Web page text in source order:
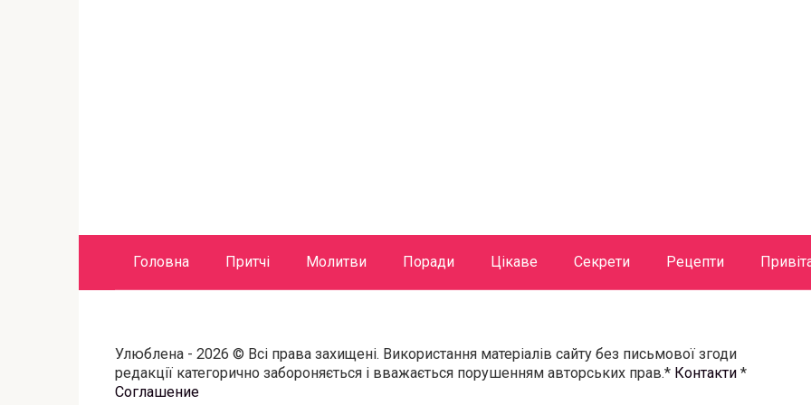
Головна Притчі Молитви Поради Цікаве Секрети Рецепти
Улюблена - 2026 © Всі права захищені. Використання матеріалів сайту без письмової згоди
редакції категорично забороняється і вважається порушенням авторських прав.* Контакти *
Соглашение